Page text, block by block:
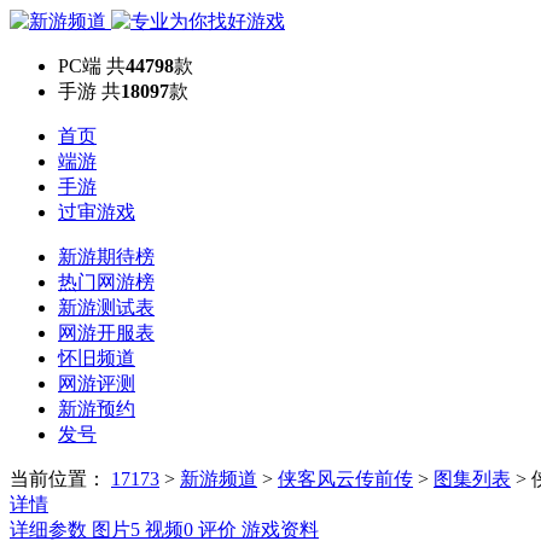
PC端 共44798款
手游 共18097款
首页
端游
手游
过审游戏
新游期待榜
热门网游榜
新游测试表
网游开服表
怀旧频道
网游评测
新游预约
发号
当前位置： 17173 > 新游频道 > 侠客风云传前传 > 图集列表 >
详情
详细参数 图片5 视频0 评价 游戏资料